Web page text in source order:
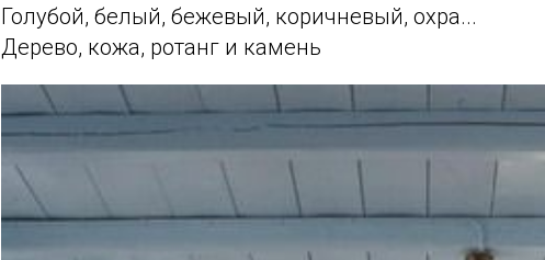
Голубой, белый, бежевый, коричневый, охра...
Дерево, кожа, ротанг и камень